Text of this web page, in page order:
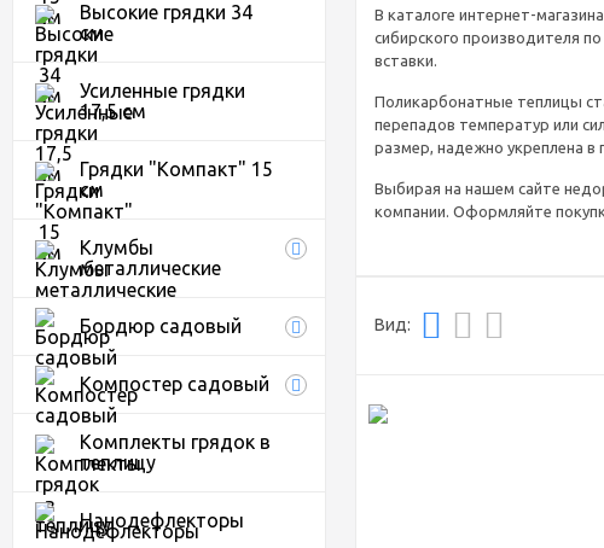
Высокие грядки 34
см
Усиленные грядки
17,5 см
Грядки "Компакт" 15
см
Клумбы
металлические
Бордюр садовый
Компостер садовый
Комплекты грядок в
теплицу
Нанодефлекторы
В каталоге интернет-
сибирского производителя
вставки.
Поликарбонатные теплицы
перепадов температур или
размер, надежно укреплена в
Выбирая на нашем сайте
компании. Оформляйте
магазине Сибирские грядки в
менеджером по телефону +7
Вид: